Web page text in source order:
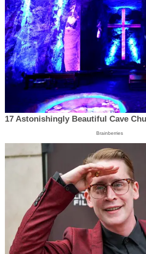
17 Astonishingly Beautiful Cave
Brainberries